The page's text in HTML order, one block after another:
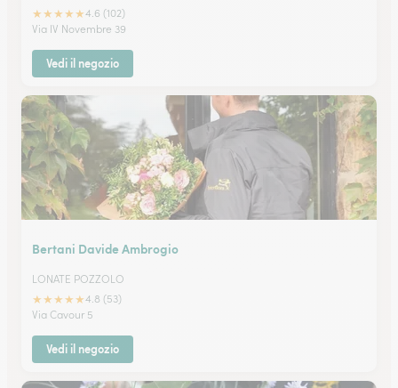
★★★★★4.6 (102)
Via IV Novembre 39
Vedi il negozio
Bertani Davide Ambrogio
LONATE POZZOLO
★★★★★4.8 (53)
Via Cavour 5
Vedi il negozio